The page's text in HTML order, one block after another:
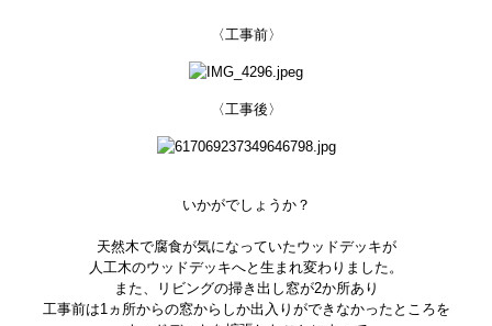
〈工事前〉
〈工事後〉
いかがでしょうか？
天然木で腐食が気になっていたウッドデッキが
人工木のウッドデッキへと生まれ変わりました。
また、リビングの掃き出し窓が2か所あり
工事前は1ヵ所からの窓からしか出入りができなかったところを